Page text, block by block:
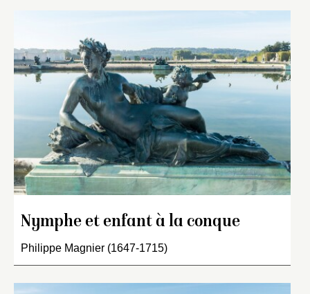
Nymphe et enfant à la conque
Philippe Magnier (1647-1715)